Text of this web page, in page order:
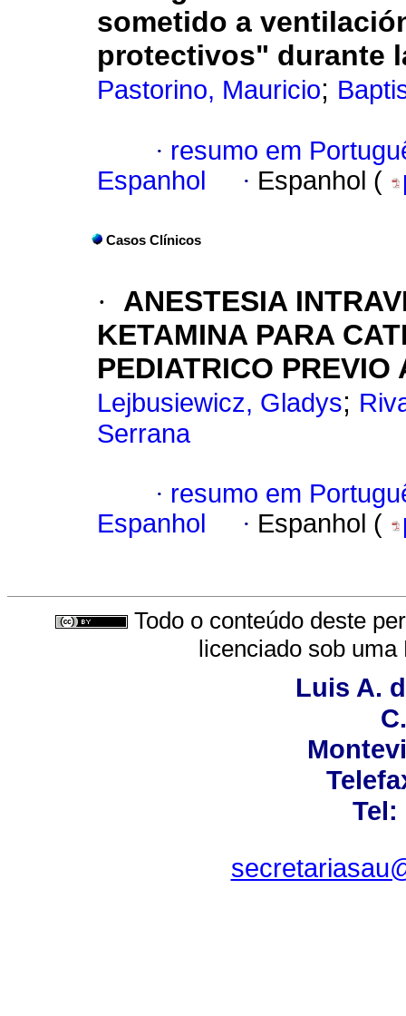
sometido a
protectivos" durante
Pastorino, Mauricio;
· resumo em
Espanhol
· Espanhol (
Casos Clínicos
·
ANESTESIA
KETAMINA PARA
PEDIATRICO
Lejbusiewicz, Gladys;
Serrana
· resumo em
Espanhol
· Espanhol (
Todo o conteúdo deste
licenciado sob uma
Luis A.
Tel: